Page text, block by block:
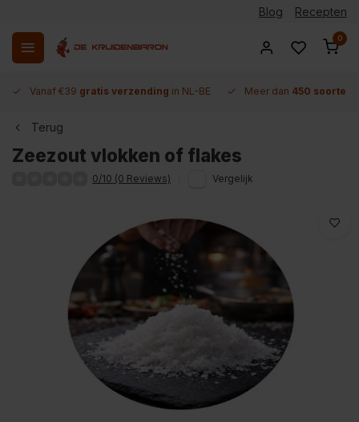
Blog Recepten
0
Vanaf €39 gratis verzending in NL-BE Meer dan 450 soorten
Terug
Zeezout vlokken of flakes
0/10 (0 Reviews) Vergelijk